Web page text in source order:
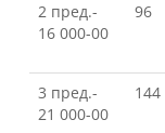
2 пред.-
16 000-00
96
3 пред.-
21 000-00
144